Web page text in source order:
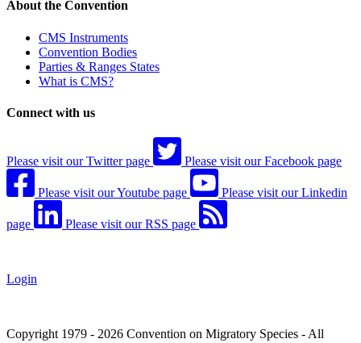
About the Convention
CMS Instruments
Convention Bodies
Parties & Ranges States
What is CMS?
Connect with us
Please visit our Twitter page Please visit our Facebook page
Please visit our Youtube page Please visit our Linkedin
page Please visit our RSS page
Login
Copyright 1979 - 2026 Convention on Migratory Species - All